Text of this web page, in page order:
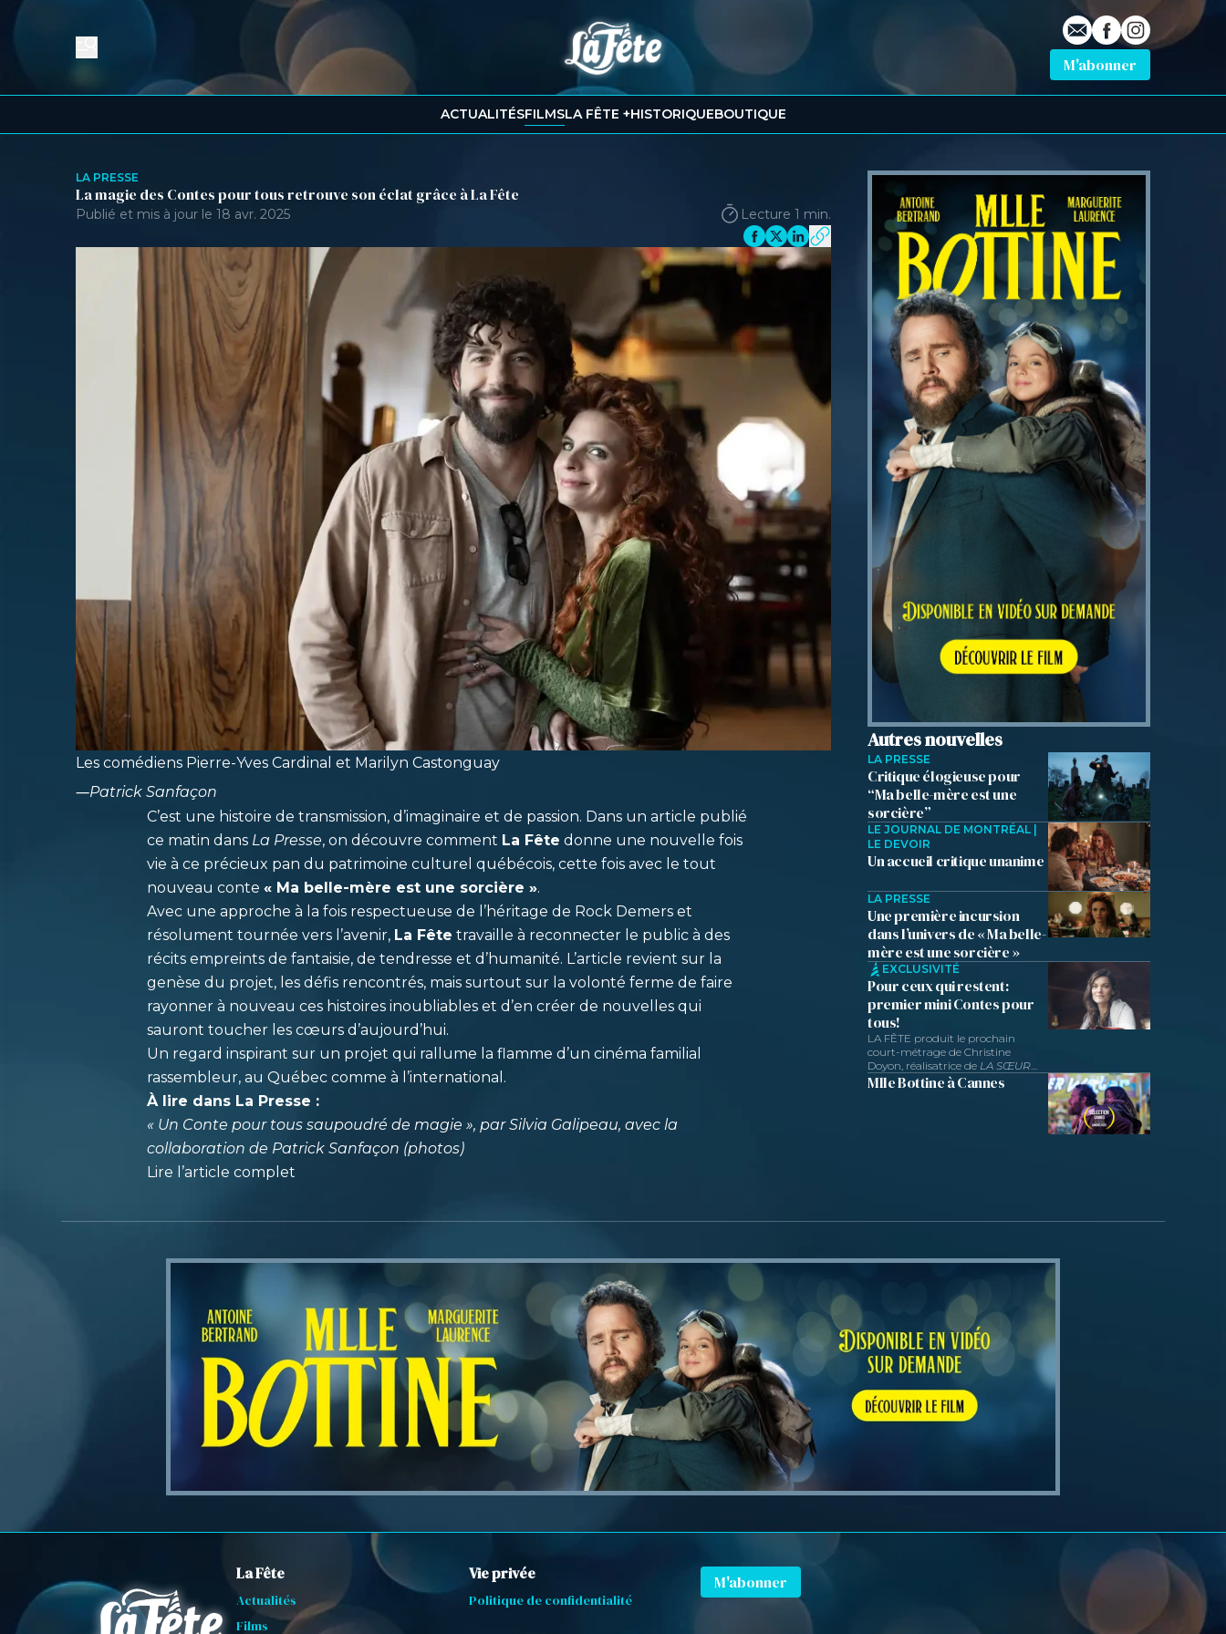
E-mailProfil Facebook
Profil
M'abonner
ACTUALITÉSFILMSLA FÊTE +HISTORIQUEBOUTIQUE
LA PRESSE
La magie des Contes pour tous retrouve son éclat grâce à La Fête
Publié et mis à jour le 18 avr. 2025 Lecture 1 min.
Les comédiens Pierre-Yves Cardinal et Marilyn Castonguay
―Patrick Sanfaçon
C’est une histoire de transmission, d’imaginaire et de passion. Dans un article publié
ce matin dans La Presse, on découvre comment La Fête donne une nouvelle fois
vie à ce précieux pan du patrimoine culturel québécois, cette fois avec le tout
nouveau conte « Ma belle-mère est une sorcière ».
Avec une approche à la fois respectueuse de l’héritage de Rock Demers et
résolument tournée vers l’avenir, La Fête travaille à reconnecter le public à des
récits empreints de fantaisie, de tendresse et d’humanité. L’article revient sur la
genèse du projet, les défis rencontrés, mais surtout sur la volonté ferme de faire
rayonner à nouveau ces histoires inoubliables et d’en créer de nouvelles qui
sauront toucher les cœurs d’aujourd’hui.
Un regard inspirant sur un projet qui rallume la flamme d’un cinéma familial
rassembleur, au Québec comme à l’international.
À lire dans La Presse :
« Un Conte pour tous saupoudré de magie », par Silvia Galipeau, avec la
collaboration de Patrick Sanfaçon (photos)
Lire l’article complet
Autres nouvelles
LA PRESSE
Critique élogieuse pour
“Ma belle-mère est une
sorcière”
LE JOURNAL DE MONTRÉAL |
LE DEVOIR
Un accueil critique unanime
LA PRESSE
Une première incursion
dans l’univers de « Ma belle-
mère est une sorcière »
EXCLUSIVITÉ
Pour ceux qui restent:
premier mini Contes pour
tous!
LA FÊTE produit le prochain
court-métrage de Christine
Doyon, réalisatrice de LA SŒUR
DE MARGOT.
Mlle Bottine à Cannes
La Fête
Actualités
Films
Vie privée
Politique de confidentialité
M'abonner